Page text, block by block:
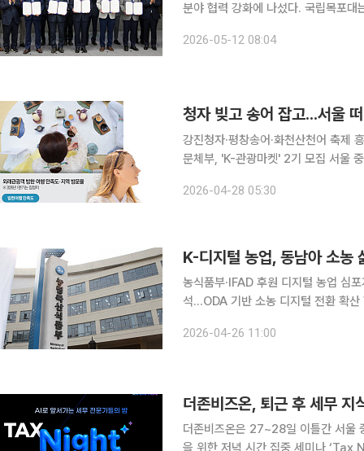
분야 협력 강화에 나섰다. 국립목포대는 11일 한국농어촌공사 본사에서 한국농어촌공사, 광주과학
문지식 공유와 협력 강화를 위한 업
2026-05-12 08:04
강진청자·평창송어·화천산천어 축
문체부, 'K-관광마켓' 2기 모집 서울 중심으로 집중됐던 관광 구조가 점차 변화 조짐을 보이고 있다.
2026-04-28 05:30
K-디지털 농업, 동남아 소농
농식품부·IFAD 후원 디지털 농업 심
석…ODA 기반 소농 디지털 전환 확산 한국형 디지털 농업 협력이 동남아시아 소농의 생산성 향상과
장에 접목해 소농 중심의 포용적 전환
2026-04-26 11:00
더존비즈온, 퇴근 후 세무
더존비즈온은 27~28일 이틀간 서울
을 위한 저녁 시간 집중 세미나 ‘Tax Night